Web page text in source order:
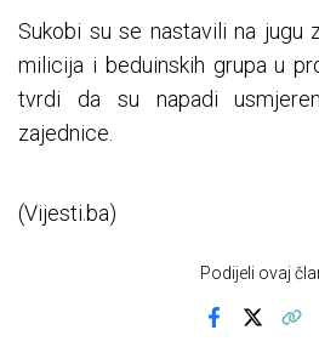
Sukobi su se nastavili na jugu
milicija i beduinskih grupa u
tvrdi da su napadi
zajednice.
(Vijesti.ba)
Podijeli ovaj